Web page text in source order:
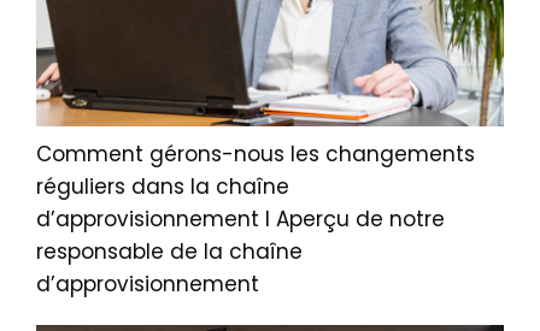
Comment gérons-nous les changements
réguliers dans la chaîne
d’approvisionnement I Aperçu de notre
responsable de la chaîne
d’approvisionnement